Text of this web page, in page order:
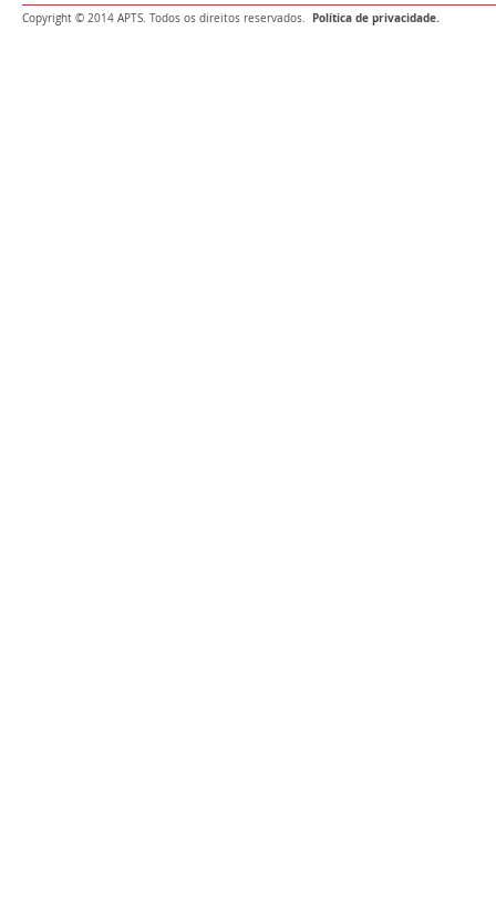
Copyright © 2014 APTS. Todos os direitos reservados. Política de privacidade.